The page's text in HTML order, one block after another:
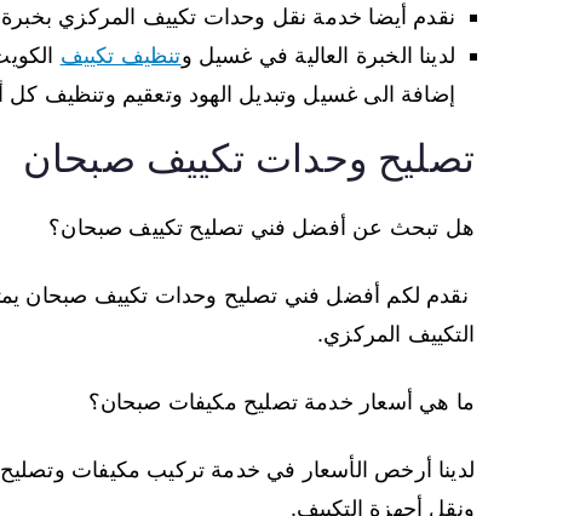
نقدم أيضا خدمة نقل وحدات تكييف المركزي
لدينا الخبرة العالية في غسيل وتنظيف تكييف
إضافة الى غسيل وتبديل الهود وتعقيم وتنظيف كل
تصليح وحدات تكييف صبحان
هل تبحث عن أفضل فني تصليح تكييف صبحان؟
نقدم لكم أفضل فني تصليح وحدات تكييف صبحان
التكييف المركزي.
ما هي أسعار خدمة تصليح مكيفات صبحان؟
لدينا أرخص الأسعار في خدمة تركيب مكيفات
ونقل أجهزة التكييف.